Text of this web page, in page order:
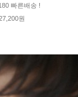
빠른배송 !
원